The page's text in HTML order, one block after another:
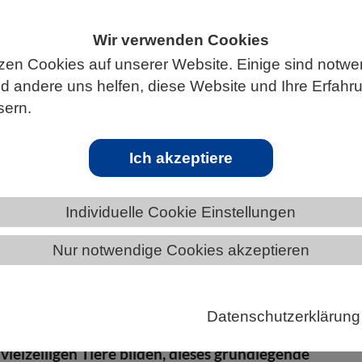
Wir verwenden Cookies
Cookies auf unserer Website. Einige sind
andere uns helfen, diese Website und Ihre
Ich akzeptiere
Individuelle Cookie Einstellungen
Nur notwendige Cookies akzeptieren
Datenschutzerklärung
THÜRINGEN NEWS AUS THÜRINGEN
Körper
von Wirbeltieren die Körperachsen ausbilden
sie ein sogenanntes embryonales
liefert die Anweisungen, die festlegen, wo oben
dass bereits die Rippenquallen, die nach heutigem
Tiere bilden, dieses grundlegende